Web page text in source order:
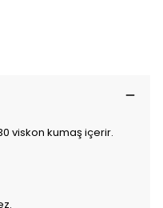
viskon kumaş içerir.